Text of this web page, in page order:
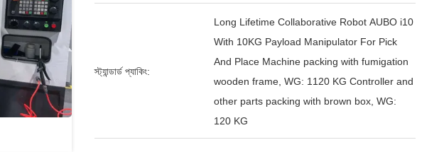
স্ট্যান্ডার্ড প্যাকিং:
Long Lifetime Collaborative Robot AUBO i10
With 10KG Payload Manipulator For Pick
And Place Machine packing with fumigation
wooden frame, WG: 1120 KG Controller and
other parts packing with brown box, WG:
120 KG